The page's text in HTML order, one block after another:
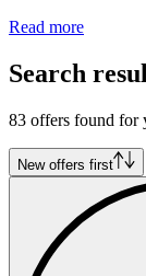
Read more
Search
83 offers found for
New offers first